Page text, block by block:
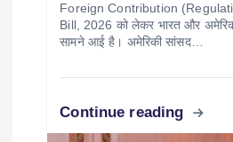
Foreign Contribution
Bill, 2026 को लेकर भारत और
सामने आई है। अमेरिकी सांसद…
Continue reading